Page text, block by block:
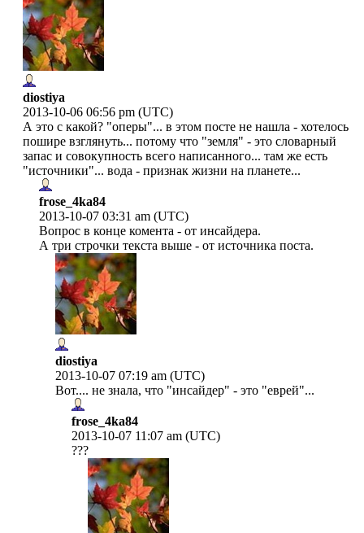
diostiya
2013-10-06 06:56 pm (UTC)
А это с какой? "оперы"... в этом посте не нашла - хотелось
пошире взглянуть... потому что "земля" - это словарный
запас и совокупность всего написанного... там же есть
"источники"... вода - признак жизни на планете...
frose_4ka84
2013-10-07 03:31 am (UTC)
Вопрос в конце комента - от инсайдера.
А три строчки текста выше - от источника поста.
diostiya
2013-10-07 07:19 am (UTC)
Вот.... не знала, что "инсайдер" - это "еврей"...
frose_4ka84
2013-10-07 11:07 am (UTC)
???